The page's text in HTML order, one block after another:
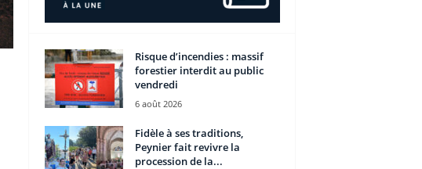
Risque d’incendies : massif
forestier interdit au public
vendredi
6 août 2026
Fidèle à ses traditions,
Peynier fait revivre la
procession de la...